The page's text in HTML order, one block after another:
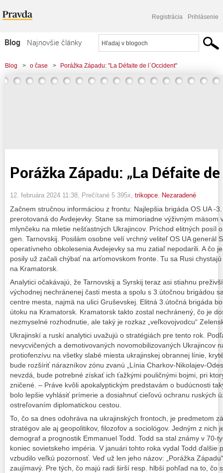
Registrácia Prihlásenie
Blog
Najnovšie články
Najčítanejšie články
Najkomentovanejšie články
Blog > o čase > Porážka Západu: "La Défaite de l´Occident"
Porážka Západu: „La Défaite
12. februára 2024 11:38 , Prečítané 5 395x, trikopce Nezaradené
Začnem stručnou informáciou z frontu: Najlepšia brigáda OS UA -
prerotovaná do Avdejevky. Stane sa mimoriadne výživným mäsom
mlynčeku na mletie nešťastných Ukrajincov. Príchod elitných posíl
gen. Tarnovskij. Posilám osobne velí vrchný veliteľ OS UA generál
operatívneho obkolesenia Avdejevky sa mu zatiaľ nepodarili. A čo
posily už začali chýbať na arťomovskom fronte. Tu sa Rusi
na Kramatorsk.
Analytici očakávajú, že Tarnovskij a Syrskij teraz asi stiahnu
východnej nechránenej časti mesta a spolu s 3.útočnou brigádou
centre mesta, najmä na ulici Gruševskej. Elitná 3.útočná brigáda
útoku na Kramatorsk. Kramatorsk takto zostal nechránený, čo je
nezmyselné rozhodnutie, ale taký je rozkaz „veľkovojvodcu“
Ukrajinskí a ruskí analytici uvažujú o stratégiách pre tento rok.
nevycvičených a demotivovaných novomobilizovaných Ukrajincov
protiofenzívu na všetky slabé miesta ukrajinskej obrannej línie,
bude rozšíriť nárazníkov zónu zvanú „Línia Charkov-Nikolajev-
nevzdá, bude potrebné získať ich ťažkými pouličnými bojmi, pri
zničené. – Práve kvôli apokalyptickým predstavám o budúcnosti
bolo lepšie vyhlásiť prímerie a dosiahnuť cieľovú ochranu ruských
ostreľovaním diplomatickou cestou.
To, čo sa dnes odohráva na ukrajinských frontoch, je predmetom
stratégov ale aj geopolitikov, filozofov a sociológov. Jedným z nich
demograf a prognostik Emmanuel Todd. Todd sa stal známy v 70-
koniec sovietskeho impéria. V januári tohto roka vydal Todd ďalšie
vzbudilo veľkú pozornosť. Veď už len jeho názov: „Porážka
zaujímavý. Pre tých, čo majú radi širší resp. hlbší pohľad na to, čo